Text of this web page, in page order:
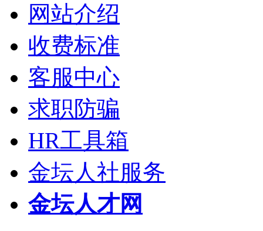
网站介绍
收费标准
客服中心
求职防骗
HR工具箱
金坛人社服务
金坛人才网